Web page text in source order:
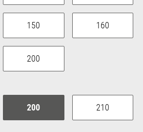
150 160
200
200 210